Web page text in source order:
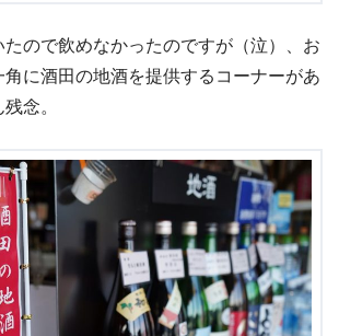
たので飲めなかったのですが（泣）、お
に酒田の地酒を提供するコーナーがあ
念。